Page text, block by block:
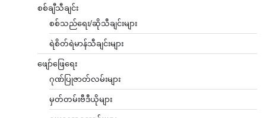
စစ်ချီသီချင်း
စစ်သည်ရေး/ဆိုသီချင်းများ
ရဲစိတ်ရဲမာန်သီချင်းများ
ဖျော်ဖြေရေး
ဂုဏ်ပြုဇာတ်လမ်းများ
မှတ်တမ်းဗီဒီယိုများ